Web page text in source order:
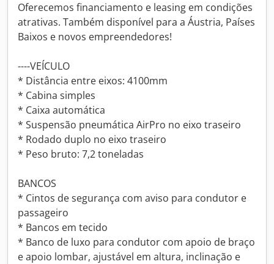
Oferecemos financiamento e leasing em condições
atrativas. Também disponível para a Áustria, Países
Baixos e novos empreendedores!
----VEÍCULO
* Distância entre eixos: 4100mm
* Cabina simples
* Caixa automática
* Suspensão pneumática AirPro no eixo traseiro
* Rodado duplo no eixo traseiro
* Peso bruto: 7,2 toneladas
BANCOS
* Cintos de segurança com aviso para condutor e
passageiro
* Bancos em tecido
* Banco de luxo para condutor com apoio de braço
e apoio lombar, ajustável em altura, inclinação e